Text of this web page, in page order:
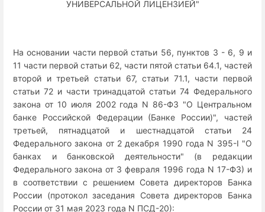
УНИВЕРСАЛЬНОЙ ЛИЦЕНЗИЕЙ"
На основании части первой статьи 56, пунктов 3 - 6, 9 и
11 части первой статьи 62, части пятой статьи 64.1, частей
второй и третьей статьи 67, статьи 71.1, части первой
статьи 72 и части тринадцатой статьи 74 Федерального
закона от 10 июля 2002 года N 86-ФЗ "О Центральном
банке Российской Федерации (Банке России)", частей
третьей, пятнадцатой и шестнадцатой статьи 24
Федерального закона от 2 декабря 1990 года N 395-I "О
банках и банковской деятельности" (в редакции
Федерального закона от 3 февраля 1996 года N 17-ФЗ) и
в соответствии с решением Совета директоров Банка
России (протокол заседания Совета директоров Банка
России от 31 мая 2023 года N ПСД-20):